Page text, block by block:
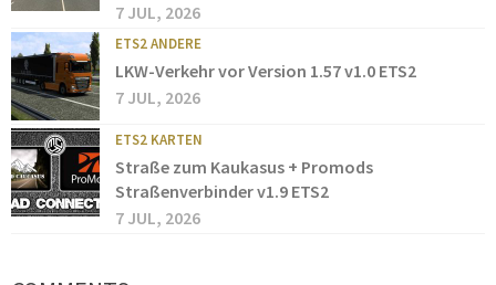
7 JUL, 2026
ETS2 ANDERE
LKW-Verkehr vor Version 1.57 v1.0 ETS2
7 JUL, 2026
ETS2 KARTEN
Straße zum Kaukasus + Promods
Straßenverbinder v1.9 ETS2
7 JUL, 2026